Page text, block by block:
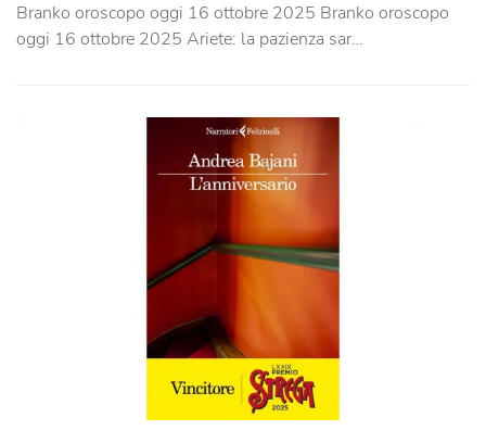
Branko oroscopo oggi 16 ottobre 2025 Branko oroscopo
oggi 16 ottobre 2025 Ariete: la pazienza sar…